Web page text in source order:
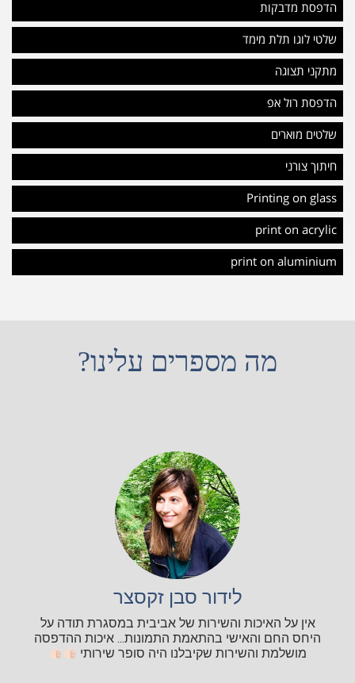
הדפסת מדבקות
שלטי לוגו תלת מימד
מתקני תצוגה
הדפסת רול אפ
שלטים מוארים
חיתוך צורני
Printing on glass
print on acrylic
print on aluminium
מה מספרים עלינו?
לידור סבן זקסצר
אין על האיכות והשירות של אביבית במסגרת תודה על
היחס החם והאישי בהתאמת התמונות... איכות ההדפסה
מושלמת והשירות שקיבלנו היה סופר שירותי